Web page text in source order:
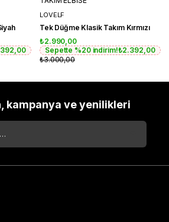
LOVELF
Tek Düğme Klasik Takım Kırmızı
₺2.990,00
Sepette %20 indirim!₺2.392,00
₺3.000,00
kampanya ve yenilikleri